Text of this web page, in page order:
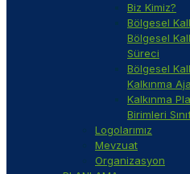
Biz Kimiz?
Bölgesel
Bölgesel
Süreci
Bölgesel
Kalkınma
Kalkınma
Birimleri
Logolarımız
Mevzuat
Organizasyon